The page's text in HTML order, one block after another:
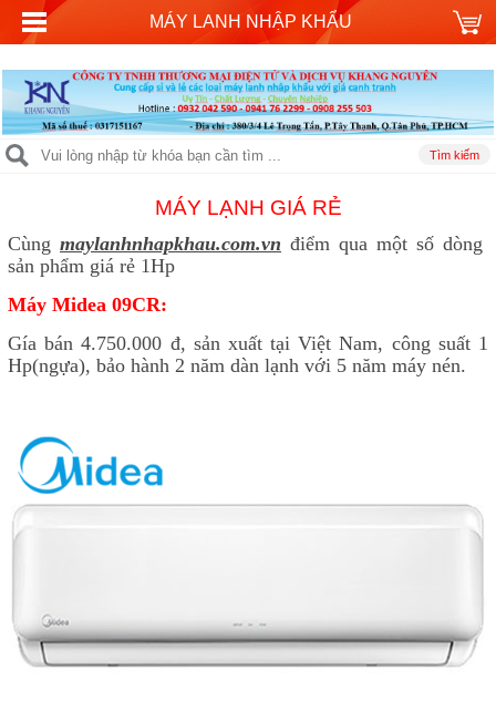
MÁY LẠNH GIÁ RẺ
Cùng maylanhnhapkhau.com.vn điểm qua một số dòng
sản phẩm giá rẻ 1Hp
Máy Midea 09CR:
Gía bán 4.750.000 đ, sản xuất tại Việt Nam, công suất 1
Hp(ngựa), bảo hành 2 năm dàn lạnh với 5 năm máy nén.
MÁY LANH NHẬP KHẨU